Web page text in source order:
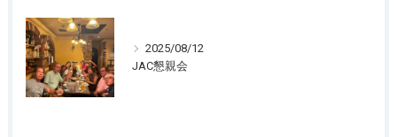
2025/08/12
JAC懇親会